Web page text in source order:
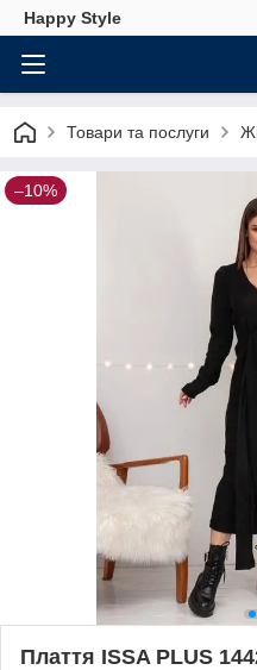
Happy Style
Товари та послуги
–10%
Плаття ISSA PLUS